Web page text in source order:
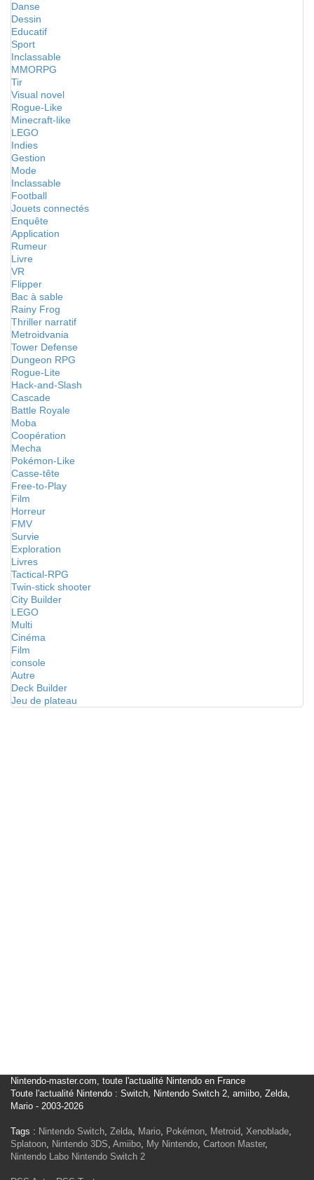
Danse
Dessin
Educatif
Sport
Inclassable
MMORPG
Tir
Visual novel
Rogue-Like
Minecraft-like
LEGO
Indies
Gestion
Mode
Inclassable
Football
Jouets connectés
Enquête
Application
Rumeur
Livre
VR
Flipper
Bac à sable
Rainy Frog
Thriller narratif
Metroidvania
Tower Defense
Dungeon RPG
Rogue-Lite
Hack-and-Slash
Cascade
Battle Royale
Moba
Coopération
Mecha
Pokémon-Like
Casse-tête
Free-to-Play
Film
Horreur
FMV
Survie
Exploration
Livres
Tactical-RPG
Twin-stick shooter
City Builder
LEGO
Multi
Cinéma
Film
console
Autre
Deck Builder
Jeu de plateau
Nintendo-master.com, toute l'actualité Nintendo en France
Toute l'actualité Nintendo : Switch, Nintendo Switch 2, amiibo, Zelda,
Mario - 2003-2026
Tags : Nintendo Switch, Zelda, Mario, Pokémon, Metroid, Xenoblade,
Splatoon, Nintendo 3DS, Amiibo, My Nintendo, Cartoon Master,
Nintendo Labo Nintendo Switch 2